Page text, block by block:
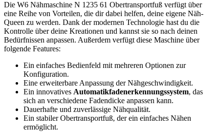
Die W6 Nähmaschine N 1235 61 Obertransportfuß verfügt über
eine Reihe von Vorteilen, die dir dabei helfen, deine eigene Näh-
Queen zu werden. Dank der modernen Technologie hast du die
Kontrolle über deine Kreationen und kannst sie so nach deinen
Bedürfnissen anpassen. Außerdem verfügt diese Maschine über
folgende Features:
Ein einfaches Bedienfeld mit mehreren Optionen zur
Konfiguration.
Eine erweiterbare Anpassung der Nähgeschwindigkeit.
Ein innovatives Automatikfadenerkennungssystem, das
sich an verschiedene Fadendicke anpassen kann.
Dauerhafte und zuverlässige Nähqualität.
Ein stabiler Obertransportfuß, der ein einfaches Nähen
ermöglicht.